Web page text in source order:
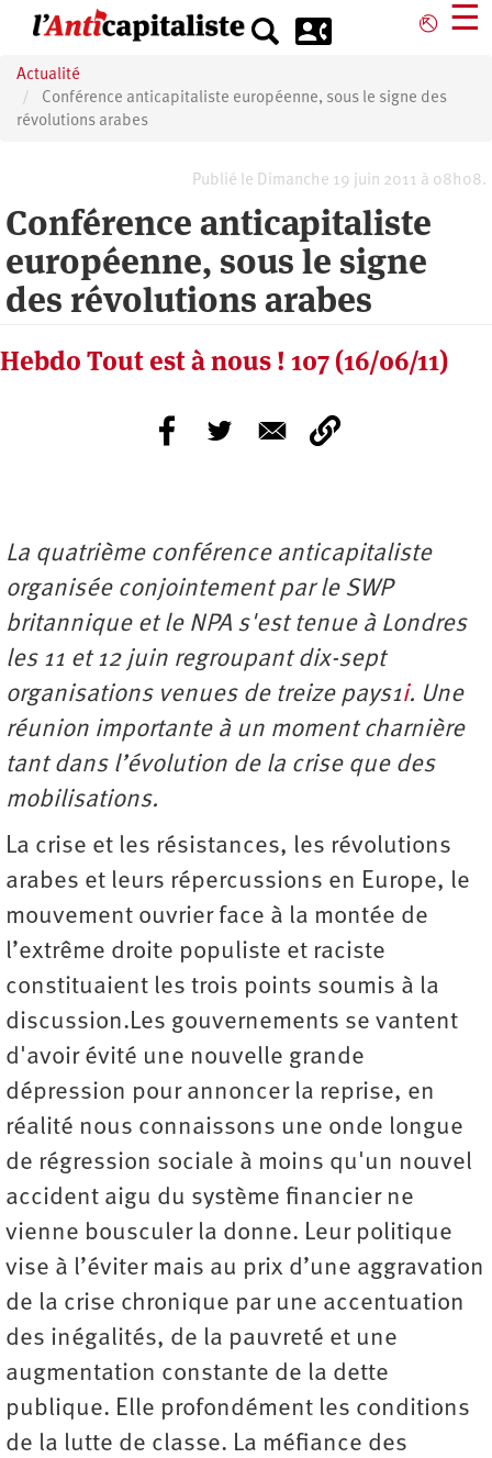
principal
⎋ ☰
Actualité
Conférence anticapitaliste européenne, sous le signe des
révolutions arabes
Publié le Dimanche 19 juin 2011 à 08h08.
Conférence anticapitaliste
européenne, sous le signe
des révolutions arabes
Hebdo Tout est à nous ! 107 (16/06/11)
La quatrième conférence anticapitaliste
organisée conjointement par le SWP
britannique et le NPA s'est tenue à Londres
les 11 et 12 juin regroupant dix-sept
organisations venues de treize pays1i. Une
réunion importante à un moment charnière
tant dans l’évolution de la crise que des
mobilisations.
La crise et les résistances, les révolutions
arabes et leurs répercussions en Europe, le
mouvement ouvrier face à la montée de
l’extrême droite populiste et raciste
constituaient les trois points soumis à la
discussion.Les gouvernements se vantent
d'avoir évité une nouvelle grande
dépression pour annoncer la reprise, en
réalité nous connaissons une onde longue
de régression sociale à moins qu'un nouvel
accident aigu du système financier ne
vienne bousculer la donne. Leur politique
vise à l’éviter mais au prix d’une aggravation
de la crise chronique par une accentuation
des inégalités, de la pauvreté et une
augmentation constante de la dette
publique. Elle profondément les conditions
de la lutte de classe. La méfiance des